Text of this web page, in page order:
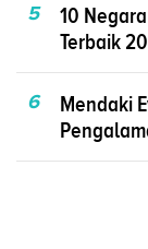
5
10
Terbaik
6
Mendaki